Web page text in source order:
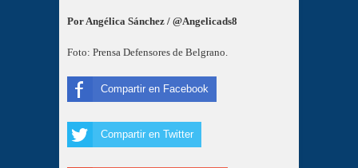
Por Angélica Sánchez / @Angelicads8
Foto: Prensa Defensores de Belgrano.
Compartir en Facebook
Compartir en Twitter